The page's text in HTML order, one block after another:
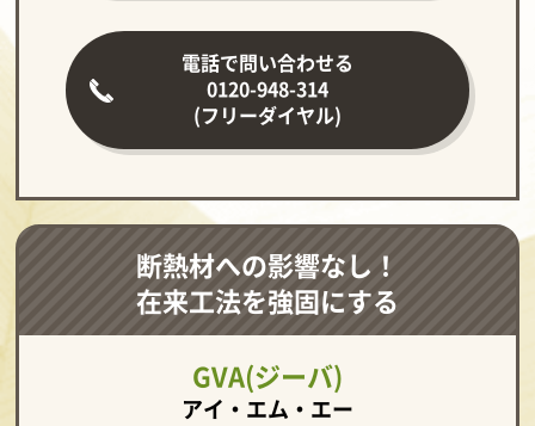
電話で問い合わせる
0120-948-314
(フリーダイヤル)
断熱材への影響なし！
在来工法を強固にする
GVA(ジーバ)
アイ・エム・エー